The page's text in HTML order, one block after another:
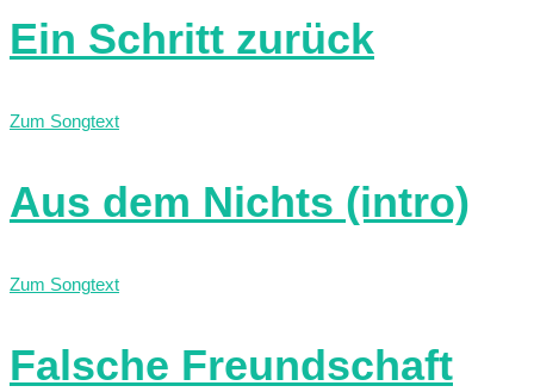
Ein Schritt zurück
Zum Songtext
Aus dem Nichts (intro)
Zum Songtext
Falsche Freundschaft